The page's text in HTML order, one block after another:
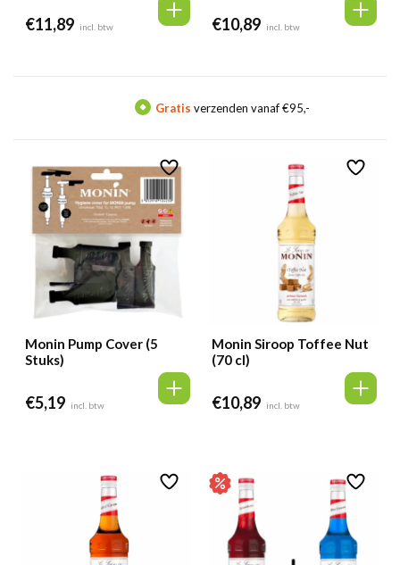
€11,89 incl. btw €10,89 incl. btw
Gratisverzenden vanaf €95,-
Monin Pump Cover (5
Stuks)
€5,19 incl. btw
Monin Siroop Toffee Nut
(70 cl)
€10,89 incl. btw